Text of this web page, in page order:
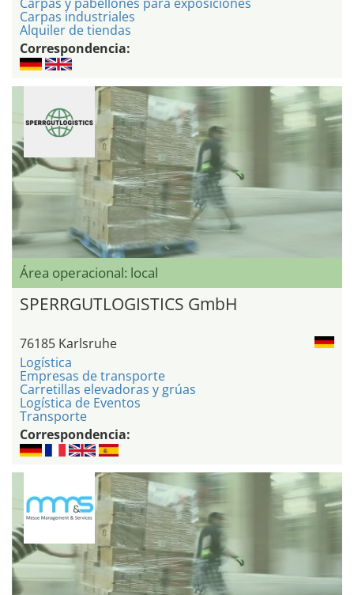
Carpas industriales
Alquiler de tiendas
Correspondencia:
Área operacional: local
SPERRGUTLOGISTICS GmbH
76185 Karlsruhe
Logística
Empresas de transporte
Carretillas elevadoras y grúas
Logística de Eventos
Transporte
Correspondencia: